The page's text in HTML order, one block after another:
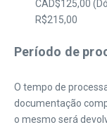
CAD$125,00
R$215,00
Período de
O tempo de
documentação
o mesmo será